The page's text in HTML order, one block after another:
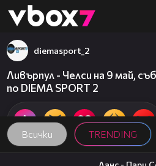
👾
Всички TRENDING
diemasport_2
Ливърпул - Челси на 9 май,
по DIEMA SPORT 2
00:45